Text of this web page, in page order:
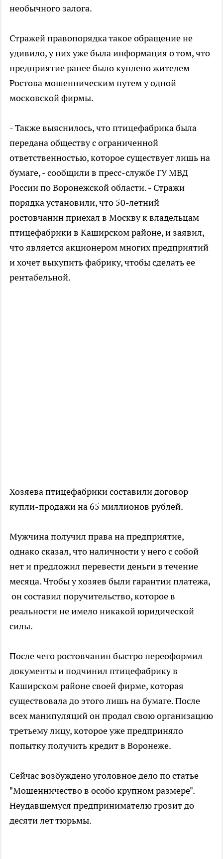
необычного залога.
Стражей правопорядка такое обращение не
удивило, у них уже была информация о том, что
предприятие ранее было куплено жителем
Ростова мошенническим путем у одной
московской фирмы.
- Также выяснилось, что птицефабрика была
передана обществу с ограниченной
ответственностью, которое существует лишь на
бумаге, - сообщили в пресс-службе ГУ МВД
России по Воронежской области. - Стражи
порядка установили, что 50-летний
ростовчанин приехал в Москву к владельцам
птицефабрики в Каширском районе, и заявил,
что является акционером многих предприятий
и хочет выкупить фабрику, чтобы сделать ее
рентабельной.
Хозяева птицефабрики составили договор
купли-продажи на 65 миллионов рублей.
Мужчина получил права на предприятие,
однако сказал, что наличности у него с собой
нет и предложил перевести деньги в течение
месяца. Чтобы у хозяев были гарантии платежа,
он составил поручительство, которое в
реальности не имело никакой юридической
силы.
После чего ростовчанин быстро переоформил
документы и подчинил птицефабрику в
Каширском районе своей фирме, которая
существовала до этого лишь на бумаге. После
всех манипуляций он продал свою организацию
третьему лицу, которое уже предприняло
попытку получить кредит в Воронеже.
Сейчас возбуждено уголовное дело по статье
"Мошенничество в особо крупном размере".
Неудавшемуся предпринимателю грозит до
десяти лет тюрьмы.